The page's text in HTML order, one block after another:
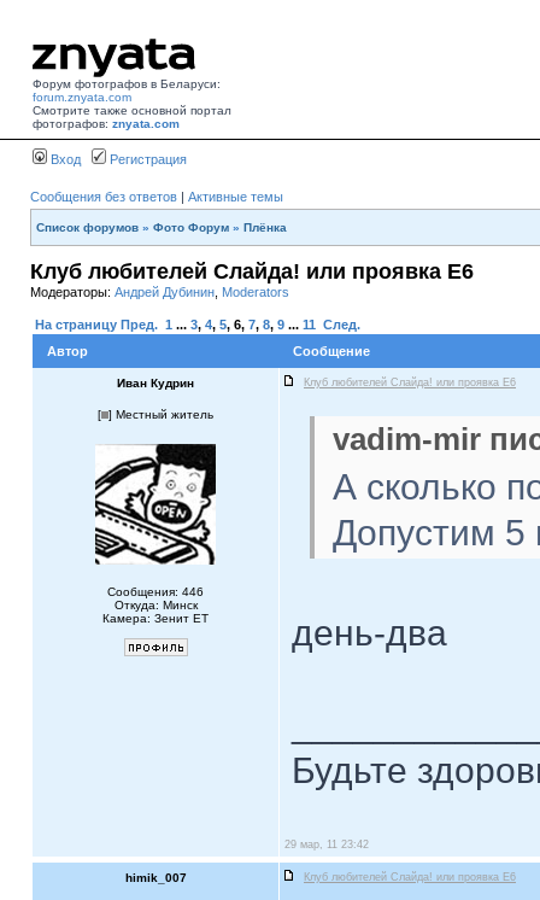
Форум фотографов в Беларуси:
forum.znyata.com
Смотрите также основной портал
фотографов: znyata.com
Вход Регистрация
Сообщения без ответов | Активные темы
Список форумов » Фото Форум » Плёнка
Клуб любителей Слайда! или проявка E6
Модераторы: Андрей Дубинин Moderators
На страницу Пред. 1 ... 3, 4, 5, 6, 7, 8, 9 ... 11 След.
Автор
Сообщение
Иван Кудрин Клуб любителей Слайда! или проявка E6
[ ] Местный житель
Сообщения: 446
Откуда: Минск
Камера: Зенит ЕТ
vadim-mir
А сколько
Допустим 5
день-два
Будьте
29 мар, 11 23:42
himik_007 Клуб любителей Слайда! или проявка E6